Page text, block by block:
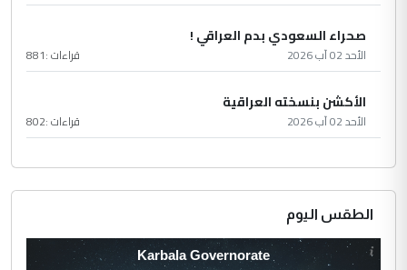
صحراء السعودي بدم العراقي !
الأحد 02 آب 2026 قراءات :881
الأكشن بنسخته العراقية
الأحد 02 آب 2026 قراءات :802
الطقس اليوم
Karbala Governorate